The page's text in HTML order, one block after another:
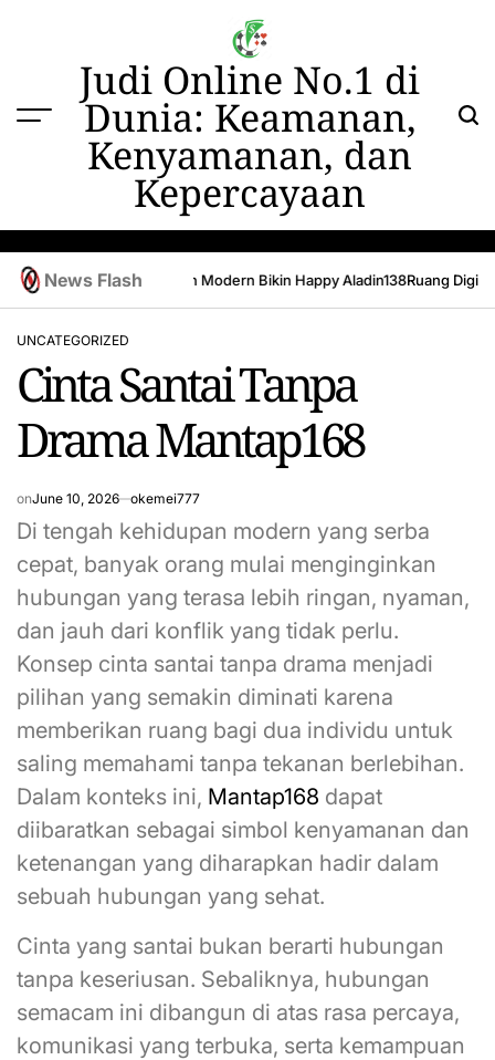
Judi Online No.1 di
Dunia: Keamanan,
Kenyamanan, dan
Kepercayaan
News Flash
Stylish Okeplay777Desain Modern Bikin Happy Aladin138Ruang Digital
POSTED
IN
UNCATEGORIZED
Cinta Santai Tanpa
Drama Mantap168
onJune 10, 2026 okemei777
Di tengah kehidupan modern yang serba
cepat, banyak orang mulai menginginkan
hubungan yang terasa lebih ringan, nyaman,
dan jauh dari konflik yang tidak perlu.
Konsep cinta santai tanpa drama menjadi
pilihan yang semakin diminati karena
memberikan ruang bagi dua individu untuk
saling memahami tanpa tekanan berlebihan.
Dalam konteks ini, Mantap168 dapat
diibaratkan sebagai simbol kenyamanan dan
ketenangan yang diharapkan hadir dalam
sebuah hubungan yang sehat.
Cinta yang santai bukan berarti hubungan
tanpa keseriusan. Sebaliknya, hubungan
semacam ini dibangun di atas rasa percaya,
komunikasi yang terbuka, serta kemampuan